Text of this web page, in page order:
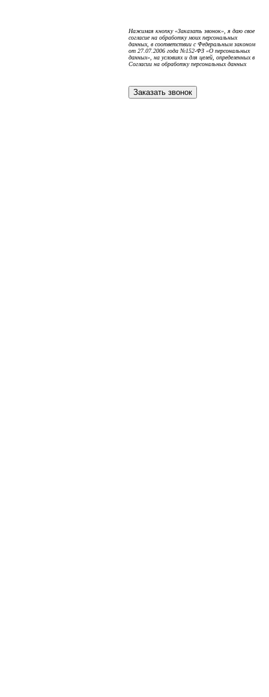
Нажимая кнопку «Заказать звонок», я даю свое
согласие на обработку моих персональных
данных, в соответствии с Федеральным законом
от 27.07.2006 года №152-ФЗ «О персональных
данных», на условиях и для целей, определенных в
Согласии на обработку персональных данных